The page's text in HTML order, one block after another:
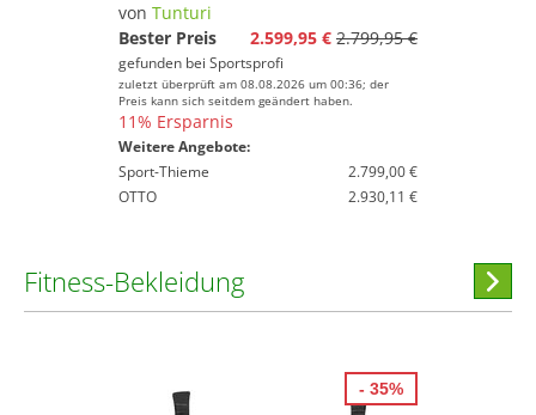
von Tunturi
Bester Preis
2.599,95 € 2.799,95 €
gefunden bei Sportsprofi
zuletzt überprüft am 08.08.2026 um 00:36; der
Preis kann sich seitdem geändert haben.
11% Ersparnis
Weitere Angebote:
Sport-Thieme
2.799,00 €
OTTO
2.930,11 €
Fitness-Bekleidung
- 35%